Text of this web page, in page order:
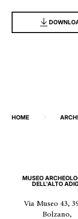
HOME
MUSEO
DELL'ALTO
Via Museo 43,
Bolzano,